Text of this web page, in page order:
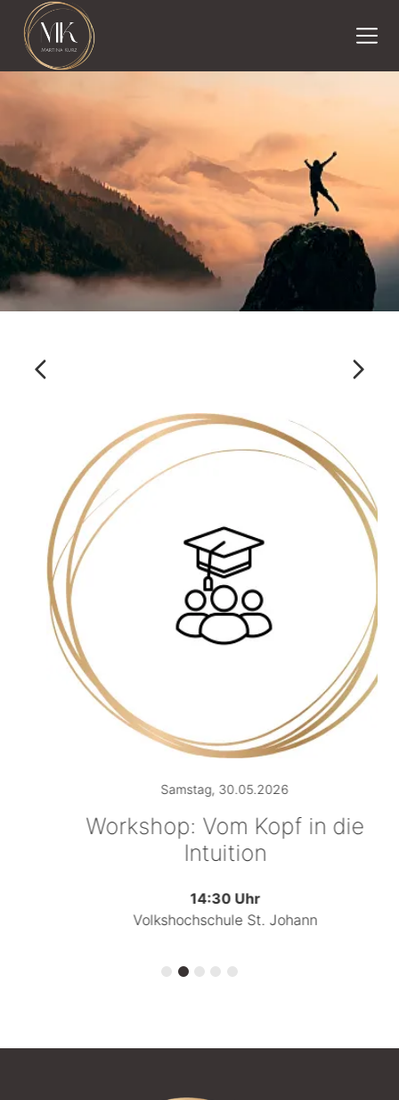
Samstag, 30.05.2026
Workshop: Vom Kopf in die
Intuition
14:30 Uhr
Volkshochschule St. Johann
…